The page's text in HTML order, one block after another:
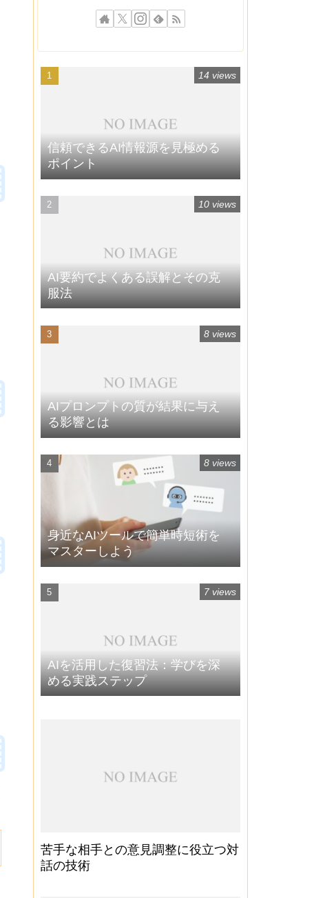
信頼できるAI情報源を見極める
ポイント
14 views
AI要約でよくある誤解とその克
服法
10 views
AIプロンプトの質が結果に与え
る影響とは
8 views
身近なAIツールで簡単時短術を
マスターしよう
8 views
AIを活用した復習法：学びを深
める実践ステップ
7 views
苦手な相手との意見調整に役立つ対
話の技術